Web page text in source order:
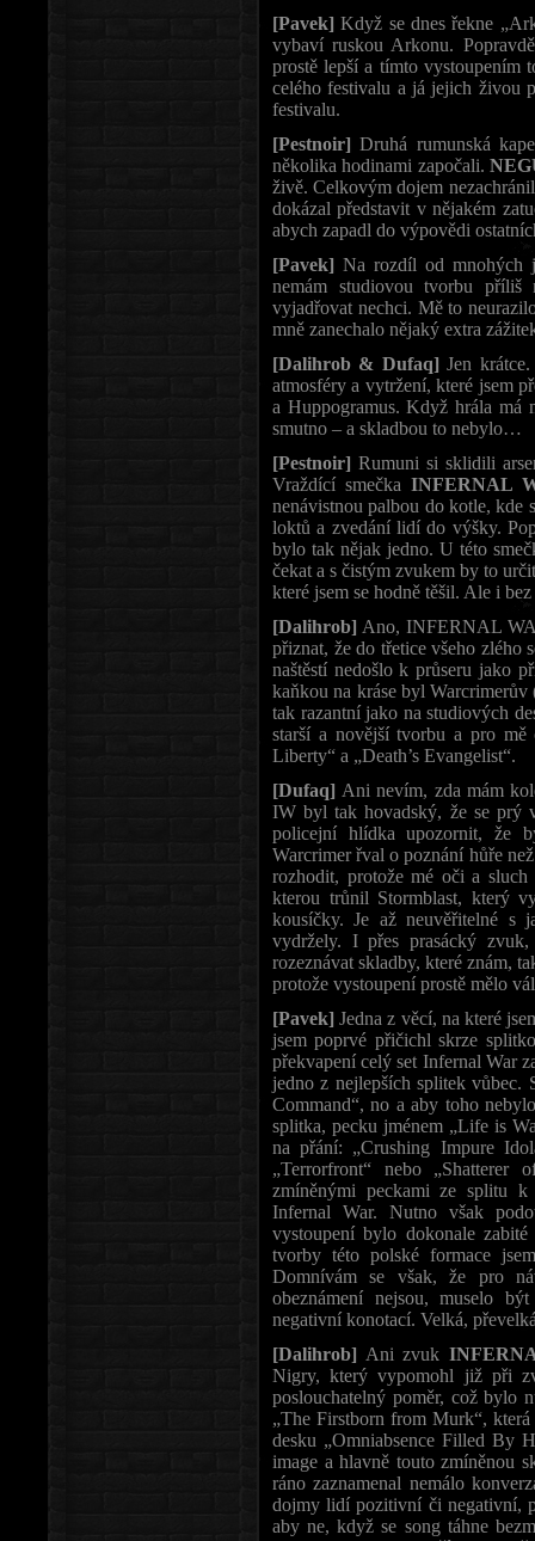
[Pavek] Když se dnes řekne
vybaví ruskou Arkonu.
prostě lepší a tímto vystoupením
celého festivalu a já jejich živou
festivalu.
[Pestnoir] Druhá rumunská
několika hodinami započali.
živě. Celkovým dojem
dokázal představit v nějakém
abych zapadl do výpovědi
[Pavek] Na rozdíl od mnohých
nemám studiovou tvorbu
vyjadřovat nechci. Mě to
mně zanechalo nějaký extra
[Dalihrob & Dufaq] Jen
atmosféry a vytržení, které jsem
a Huppogramus. Když hrála má
smutno – a skladbou to nebylo…
[Pestnoir] Rumuni si sklidili
Vraždící smečkaINFERNAL
nenávistnou palbou do kotle, kde
loktů a zvedání lidí do výšky.
bylo tak nějak jedno. U této
čekat a s čistým zvukem by to
které jsem se hodně těšil. Ale i
[Dalihrob] Ano, INFERNAL
přiznat, že do třetice všeho zlého
naštěstí nedošlo k průseru jako
kaňkou na kráse byl
tak razantní jako na studiových
starší a novější tvorbu a pro mě
Liberty“ a „Death’s Evangelist“.
[Dufaq] Ani nevím, zda mám
IW byl tak hovadský, že se prý
policejní hlídka upozornit, že
Warcrimer řval o poznání hůře
rozhodit, protože mé oči a sluch
kterou trůnil Stormblast, který
kousíčky. Je až neuvěřitelné s
vydržely. I přes prasácký
rozeznávat skladby, které znám,
protože vystoupení prostě mělo
[Pavek] Jedna z věcí, na které
jsem poprvé přičichl skrze
překvapení celý set Infernal War
jedno z nejlepších splitek vůbec.
Command“, no a aby toho
splitka, pecku jménem „Life is
na přání: „Crushing Impure
„Terrorfront“ nebo
zmíněnými peckami ze splitu
Infernal War. Nutno však
vystoupení bylo dokonale
tvorby této polské formace
Domnívám se však, že pro
obeznámení nejsou, muselo
negativní konotací. Velká,
[Dalihrob] Ani zvuk
Nigry, který vypomohl již při
poslouchatelný poměr, což bylo
„The Firstborn from Murk“,
desku „Omniabsence Filled By
image a hlavně touto zmíněnou
ráno zaznamenal nemálo
dojmy lidí pozitivní či negativní,
aby ne, když se song táhne